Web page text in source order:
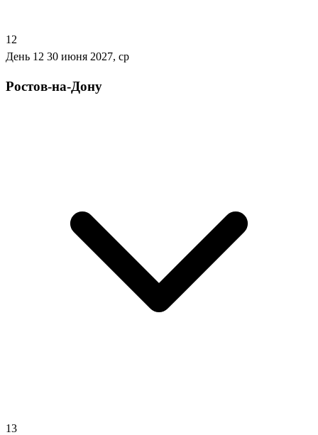
12
День 12 30 июня 2027, ср
Ростов-на-Дону
13